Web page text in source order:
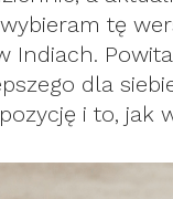
tę
dla
i to, jak